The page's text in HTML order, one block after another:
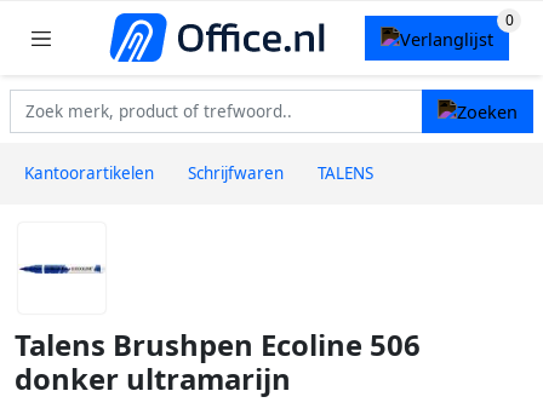
Kantoorartikelen Schrijfwaren TALENS
Talens Brushpen Ecoline 506
donker ultramarijn